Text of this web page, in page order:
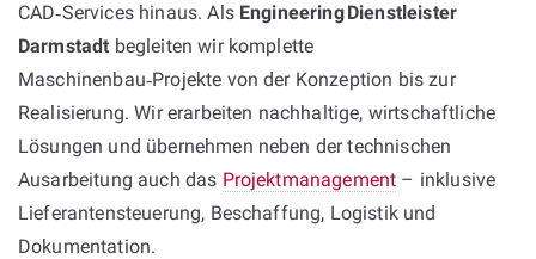
CAD‑Services hinaus. Als Engineering Dienstleister
Darmstadt begleiten wir komplette
Maschinenbau‑Projekte von der Konzeption bis zur
Realisierung. Wir erarbeiten nachhaltige, wirtschaftliche
Lösungen und übernehmen neben der technischen
Ausarbeitung auch das Projektmanagement – inklusive
Lieferantensteuerung, Beschaffung, Logistik und
Dokumentation.